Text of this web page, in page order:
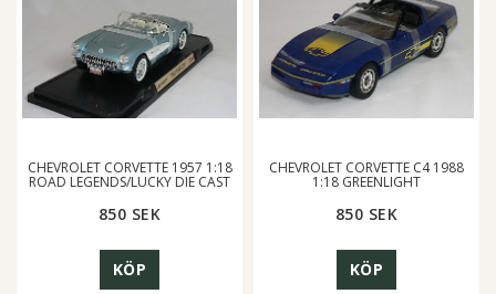
CHEVROLET CORVETTE 1957 1:18
ROAD LEGENDS/LUCKY DIE CAST
850 SEK
KÖP
CHEVROLET CORVETTE C4 1988
1:18 GREENLIGHT
850 SEK
KÖP